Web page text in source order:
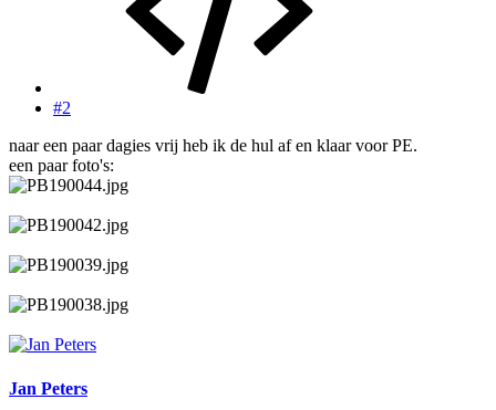
#2
naar een paar dagies vrij heb ik de hul af en klaar voor PE.
een paar foto's:
Jan Peters